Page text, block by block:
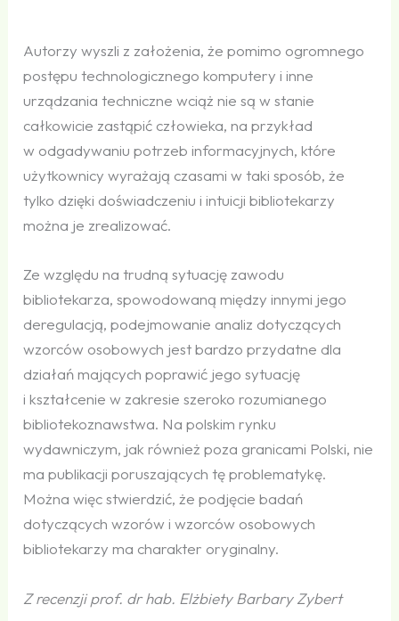
Autorzy wyszli z założenia, że pomimo ogromnego
postępu technologicznego komputery i inne
urządzania techniczne wciąż nie są w stanie
całkowicie zastąpić człowieka, na przykład
w odgadywaniu potrzeb informacyjnych, które
użytkownicy wyrażają czasami w taki sposób, że
tylko dzięki doświadczeniu i intuicji bibliotekarzy
można je zrealizować.
Ze względu na trudną sytuację zawodu
bibliotekarza, spowodowaną między innymi jego
deregulacją, podejmowanie analiz dotyczących
wzorców osobowych jest bardzo przydatne dla
działań mających poprawić jego sytuację
i kształcenie w zakresie szeroko rozumianego
bibliotekoznawstwa. Na polskim rynku
wydawniczym, jak również poza granicami Polski, nie
ma publikacji poruszających tę problematykę.
Można więc stwierdzić, że podjęcie badań
dotyczących wzorów i wzorców osobowych
bibliotekarzy ma charakter oryginalny.
Z recenzji prof. dr hab. Elżbiety Barbary Zybert